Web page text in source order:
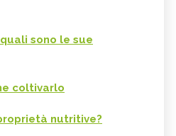
sono le sue
coltivarlo
nutritive?